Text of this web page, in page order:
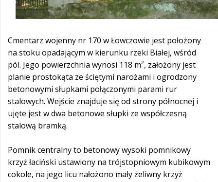
Cmentarz wojenny nr 170 w Łowczowie jest położony
na stoku opadającym w kierunku rzeki Białej, wśród
pól. Jego powierzchnia wynosi 118 m², założony jest
planie prostokąta ze ściętymi narożami i ogrodzony
betonowymi słupkami połączonymi parami rur
stalowych. Wejście znajduje się od strony północnej i
ujęte jest w dwa betonowe słupki ze współczesną
stalową bramką.
Pomnik centralny to betonowy wysoki pomnikowy
krzyż łaciński ustawiony na trójstopniowym kubikowym
cokole, na jego licu nałożono mały żeliwny krzyż